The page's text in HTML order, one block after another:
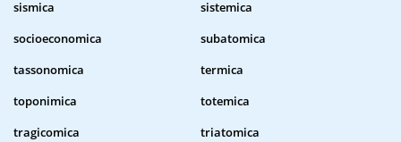
sismica
sistemica
socioeconomica
subatomica
tassonomica
termica
toponimica
totemica
tragicomica
triatomica